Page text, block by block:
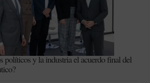
políticos y la industria el acuerdo final del